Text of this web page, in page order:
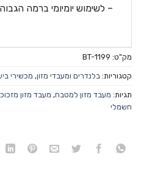
– לשימוש יומיומי ברמה
מק"ט: BT-1199
קטגוריות: בלנדרים ומעבדי מזון, מכשירי
תגיות: מעבד מזון למטבח, מעבד מזון
חשמלי